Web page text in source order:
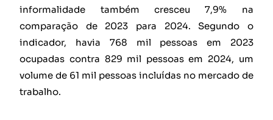
informalidade também cresceu 7,9% na
comparação de 2023 para 2024. Segundo o
indicador, havia 768 mil pessoas em 2023
ocupadas contra 829 mil pessoas em 2024, um
volume de 61 mil pessoas incluídas no mercado de
trabalho.